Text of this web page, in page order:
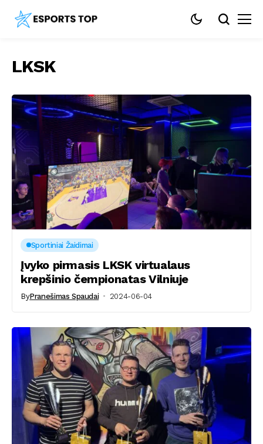
LKSK
Sportiniai Žaidimai
Įvyko pirmasis LKSK virtualaus
krepšinio čempionatas Vilniuje
ByPranešimas Spaudai 2024-06-04